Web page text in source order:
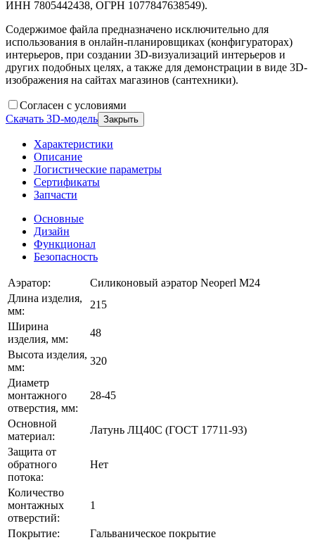
ИНН 7805442438, ОГРН 1077847638549).
Содержимое файла предназначено исключительно для
использования в онлайн-планировщиках (конфигураторах)
интерьеров, при создании 3D-визуализаций интерьеров и
других подобных целях, а также для демонстрации в виде 3D-
изображения на сайтах магазинов (сантехники).
Согласен с условиями
Скачать 3D-модель Закрыть
Характеристики
Описание
Логистические параметры
Сертификаты
Запчасти
Основные
Дизайн
Функционал
Безопасность
Аэратор:
Силиконовый аэратор Neoperl M24
Длина изделия,
мм:
215
Ширина
изделия, мм:
48
Высота изделия,
мм:
320
Диаметр
монтажного
отверстия, мм:
28-45
Основной
материал:
Латунь ЛЦ40C (ГОСТ 17711-93)
Защита от
обратного
потока:
Нет
Количество
монтажных
отверстий:
1
Покрытие:
Гальваническое покрытие